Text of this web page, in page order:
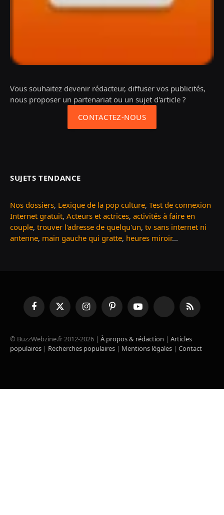
Vous souhaitez devenir rédacteur, diffuser vos publicités,
nous proposer un partenariat ou un sujet d'article ?
CONTACTEZ-NOUS
SUJETS TENDANCE
Nos dossiers, Lexique de la pop culture, Test de connexion
Internet gratuit, Acteurs et actrices, activités à faire en
couple, trouver l'adresse de quelqu'un, tv sans internet ni
antenne, main gauche qui gratte, heures miroir...
FacebookX
(Twitter)
InstagramPinterestYouTube TikTok RSS
© BuzzWebzine.fr 2012-2026 | À propos & rédaction | Articles
populaires | Recherches populaires | Mentions légales | Contact